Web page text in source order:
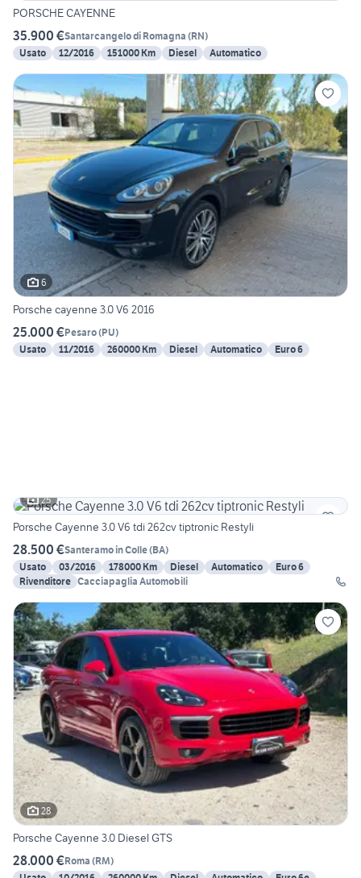
PORSCHE CAYENNE
35.900 €Santarcangelo di Romagna (RN)
Usato
12/2016 151000 Km Diesel Automatico
6
Porsche cayenne 3.0 V6 2016
25.000 €Pesaro(PU)
Usato
11/2016 260000 Km Diesel Automatico Euro 6
25
Porsche Cayenne 3.0 V6 tdi 262cv tiptronic Restyli
28.500 €Santeramo in Colle(BA)
Usato
03/2016 178000 Km Diesel Automatico
Euro 6
Rivenditore Cacciapaglia Automobili
28
Porsche Cayenne 3.0 Diesel GTS
28.000 €Roma (RM)